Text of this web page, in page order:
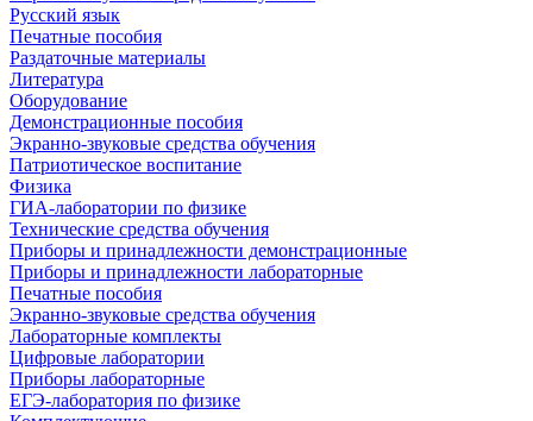
Русский язык
Печатные пособия
Раздаточные материалы
Литература
Оборудование
Демонстрационные пособия
Экранно-звуковые средства обучения
Патриотическое воспитание
Физика
ГИА-лаборатории по физике
Технические средства обучения
Приборы и принадлежности демонстрационные
Приборы и принадлежности лабораторные
Печатные пособия
Экранно-звуковые средства обучения
Лабораторные комплекты
Цифровые лаборатории
Приборы лабораторные
ЕГЭ-лаборатория по физике